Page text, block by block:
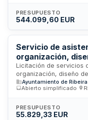
asistentes, secretaría
administrativo y
evento. La empresa
mínimo de dos
responsables del IRTA
contrato.
PRESUPUESTO
544.099,60 EUR
Servicio de
organización,
medios del Blue
Ayuntamiento de
Licitación de servicios
organización, diseño
medios del foro de
promovido por el
Acuicultura y la
la Consellería del Mar,
Ayuntamiento de Ribeira
Abierto simplificado
PRESUPUESTO
55.829,33 EUR